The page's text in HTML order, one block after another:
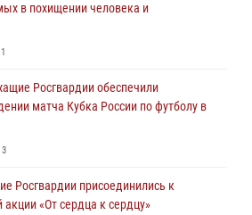
в похищении человека и
1
Росгвардии обеспечили
матча Кубка России по футболу в
3
Росгвардии присоединились к
акции «От сердца к сердцу»